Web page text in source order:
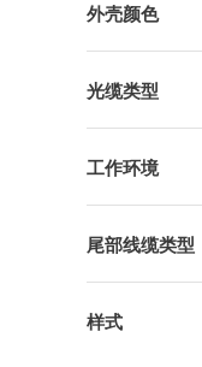
外壳颜色
光缆类型
工作环境
尾部线缆类型
样式